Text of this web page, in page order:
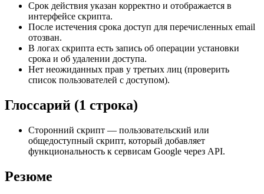
Срок действия указан корректно и отображается в
интерфейсе скрипта.
После истечения срока доступ для перечисленных email
отозван.
В логах скрипта есть запись об операции установки
срока и об удалении доступа.
Нет неожиданных прав у третьих лиц (проверить
список пользователей с доступом).
Глоссарий (1 строка)
Сторонний скрипт — пользовательский или
общедоступный скрипт, который добавляет
функциональность к сервисам Google через API.
Резюме